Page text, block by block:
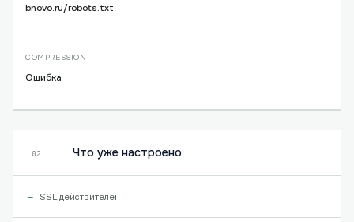
bnovo.ru/robots.txt
COMPRESSION
Ошибка
02 Что уже настроено
SSL действителен